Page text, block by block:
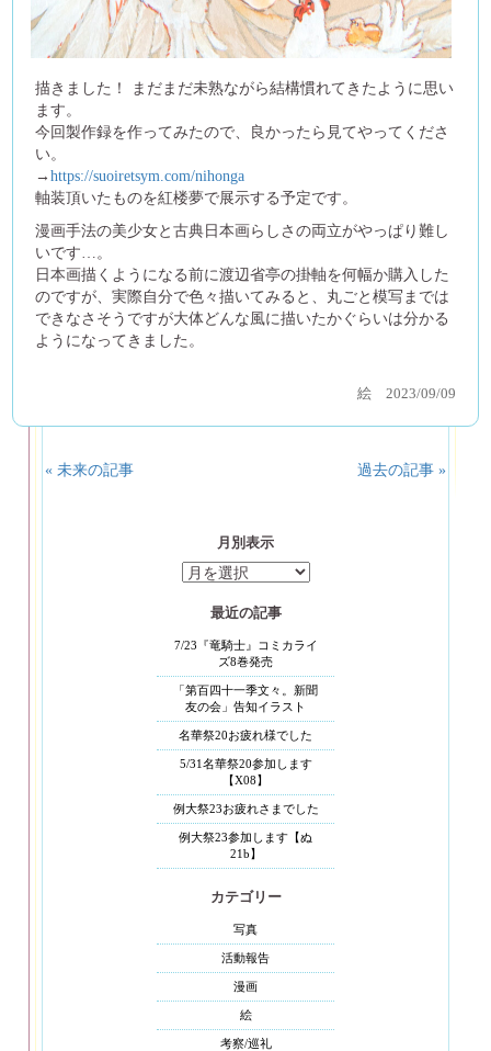
描きました！ まだまだ未熟ながら結構慣れてきたように思い
ます。
今回製作録を作ってみたので、良かったら見てやってくださ
い。
→https://suoiretsym.com/nihonga
軸装頂いたものを紅楼夢で展示する予定です。
漫画手法の美少女と古典日本画らしさの両立がやっぱり難し
いです…。
日本画描くようになる前に渡辺省亭の掛軸を何幅か購入した
のですが、実際自分で色々描いてみると、丸ごと模写までは
できなさそうですが大体どんな風に描いたかぐらいは分かる
ようになってきました。
絵 2023/09/09
« 未来の記事 過去の記事 »
月別表示
月
示
最近の記事
7/23『竜騎士』コミカライ
ズ8巻発売
「第百四十一季文々。新聞
友の会」告知イラスト
名華祭20お疲れ様でした
5/31名華祭20参加します
【X08】
例大祭23お疲れさまでした
例大祭23参加します【ぬ
21b】
カテゴリー
写真
活動報告
漫画
絵
考察/巡礼